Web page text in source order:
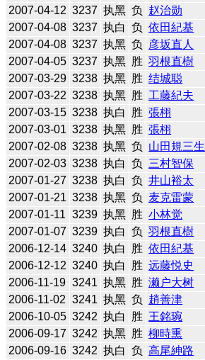
2007-04-12 3237 执黑 负 赵治勋
2007-04-08 3237 执白 负 依田紀基
2007-04-08 3237 执黑 负 彦坂直人
2007-04-05 3237 执黑 胜 羽根直樹
2007-03-29 3238 执黑 胜 结城聪
2007-03-22 3238 执黑 胜 工藤紀夫
2007-03-15 3238 执白 胜 張栩
2007-03-01 3238 执黑 胜 張栩
2007-02-08 3238 执黑 负 山田規三生
2007-02-03 3238 执白 负 三村智保
2007-01-27 3238 执白 负 井山裕太
2007-01-21 3238 执黑 负 麦克雷蒙
2007-01-11 3239 执黑 胜 小林觉
2007-01-07 3239 执白 负 羽根直樹
2006-12-14 3240 执白 胜 依田紀基
2006-12-12 3240 执白 胜 远藤悦史
2006-11-19 3241 执黑 胜 濑户大树
2006-11-02 3241 执黑 负 趙善津
2006-10-05 3242 执白 胜 王銘琬
2006-09-17 3242 执黑 胜 柳時熏
2006-09-16 3242 执白 负 高尾紳路